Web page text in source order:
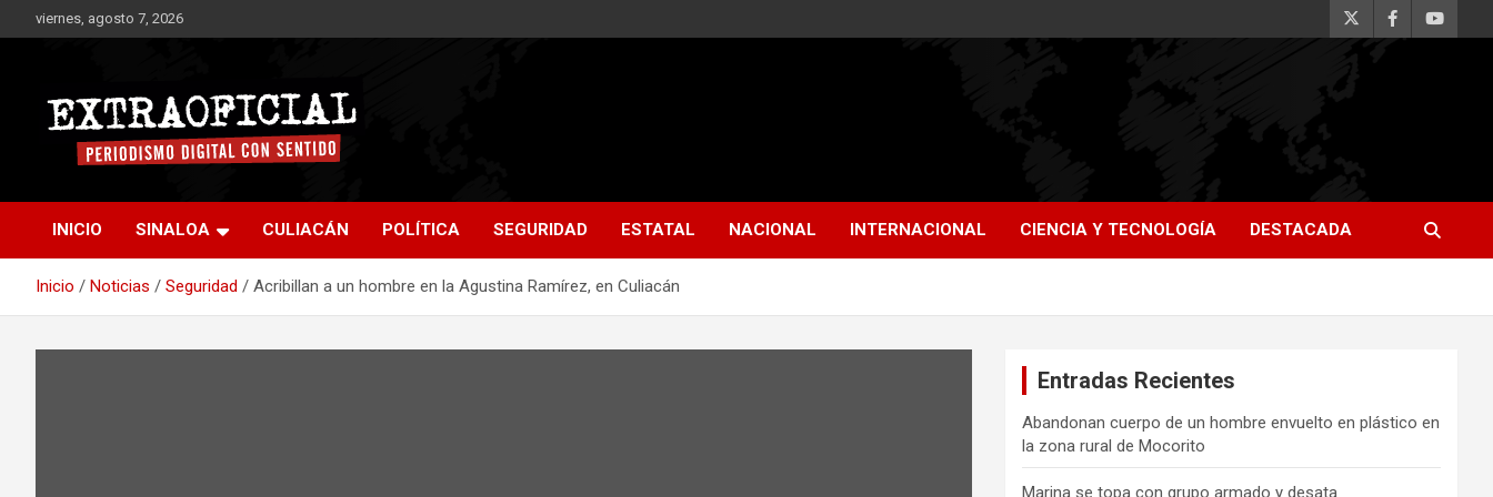
al
viernes, agosto 7, 2026
Extraoficial
INICIO SINALOA CULIACÁN POLÍTICA SEGURIDAD ESTATAL NACIONAL INTERNACIONAL CIENCIA Y TECNOLOGÍA DESTACADA
Inicio Noticias Seguridad Acribillan a un hombre en la Agustina Ramírez, en Culiacán
Entradas Recientes
Abandonan cuerpo de un hombre envuelto en plástico en
la zona rural de Mocorito
Marina se topa con grupo armado y desata